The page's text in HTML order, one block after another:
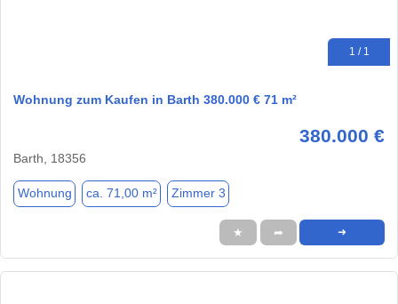
1 / 1
Wohnung zum Kaufen in Barth 380.000 € 71 m²
380.000 €
Barth, 18356
Wohnung ca. 71,00 m² Zimmer 3
★ ➦ ➜